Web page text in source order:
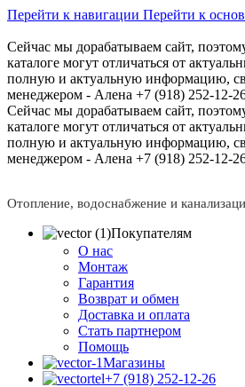
Перейти к навигации Перейти к
Сейчас мы дорабатываем сайт,
каталоге могут отличаться от
полную и актуальную информацию,
менеджером - Алена +7 (918) 252-12-
Сейчас мы дорабатываем сайт,
каталоге могут отличаться от
полную и актуальную информацию,
менеджером - Алена +7 (918) 252-12-
Отопление, водоснабжение и
Покупателям
О нас
Монтаж
Гарантия
Возврат и обмен
Доставка и оплата
Стать партнером
Помощь
Магазины
+7 (918) 252-12-26